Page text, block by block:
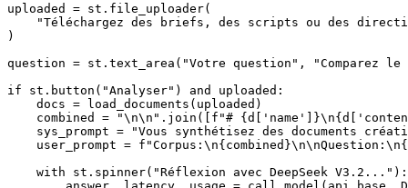
uploaded = st.file_uploader(
"Téléchargez des briefs, des scripts ou des
)
question = st.text_area("Votre question", "Comparez
if st.button("Analyser") and uploaded:
    docs = load_documents(uploaded)
combined = "\n\n".join([f"#
sys_prompt = "Vous synthétisez des documents
user_prompt =
    with st.spinner("Réflexion avec DeepSeek V3.2..."):
answer, latency, usage = call_model(api_base,